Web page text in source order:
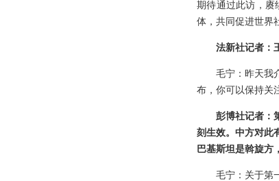
期待通过此访，赓
体，共同促进世界
法新社记者：
毛宁：昨天我
布，你可以保持关
彭博社记者：
刻生效。中方对此
巴基斯坦是斡旋方
毛宁：关于第